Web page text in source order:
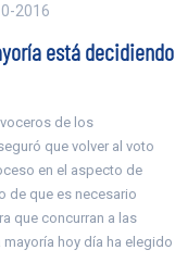
2016
está decidiendo
de los
que volver al voto
en el aspecto de
de que es necesario
que concurran a las
hoy día ha elegido